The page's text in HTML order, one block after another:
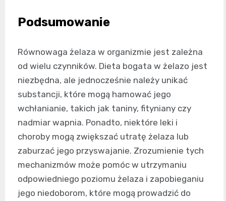
Podsumowanie
Równowaga żelaza w organizmie jest zależna
od wielu czynników. Dieta bogata w żelazo jest
niezbędna, ale jednocześnie należy unikać
substancji, które mogą hamować jego
wchłanianie, takich jak taniny, fityniany czy
nadmiar wapnia. Ponadto, niektóre leki i
choroby mogą zwiększać utratę żelaza lub
zaburzać jego przyswajanie. Zrozumienie tych
mechanizmów może pomóc w utrzymaniu
odpowiedniego poziomu żelaza i zapobieganiu
jego niedoborom, które mogą prowadzić do